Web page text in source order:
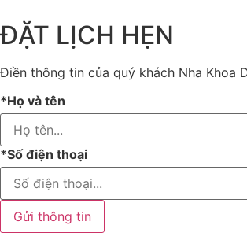
ĐẶT LỊCH HẸN
Điền thông tin của quý khách Nha Khoa
*Họ và tên
*Số điện thoại
Gửi thông tin